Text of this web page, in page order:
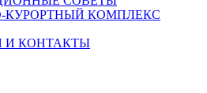
КУРОРТНЫЙ КОМПЛЕКС
И КОНТАКТЫ